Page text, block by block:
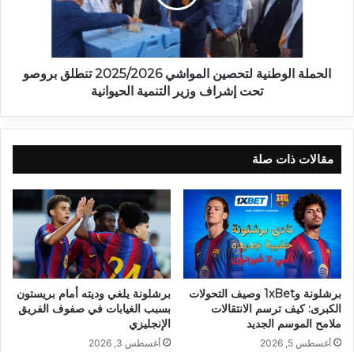
الحملة الوطنية لتحصين المواشي 2025/2026 تنطلق بروصو
تحت إشراف وزير التنمية الحيوانية
مقالات ذات صلة
برشلونة و1xBet وصيف التحولات
الكبرى: كيف ترسم الانتقالات
ملامح الموسم الجديد
أغسطس 5, 2026
برشلونة يلغي وديته أمام بريستون
بسبب الغيابات في صفوف الفريق
الإنجليزي
أغسطس 3, 2026